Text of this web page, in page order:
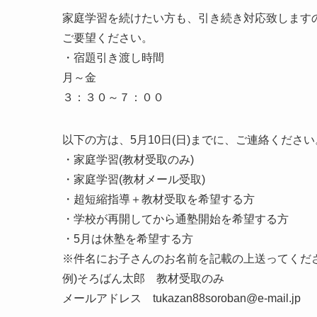
家庭学習を続けたい方も、引き続き対応致します
ご要望ください。
・宿題引き渡し時間
月～金
３：３０～７：００
以下の方は、5月10日(日)までに、ご連絡ください
・家庭学習(教材受取のみ)
・家庭学習(教材メール受取)
・超短縮指導＋教材受取を希望する方
・学校が再開してから通塾開始を希望する方
・5月は休塾を希望する方
※件名にお子さんのお名前を記載の上送ってくだ
例)そろばん太郎 教材受取のみ
メールアドレス tukazan88soroban@e-mail.jp